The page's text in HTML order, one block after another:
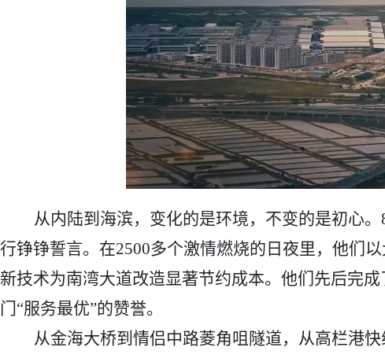
从内陆到海滨，变化的是环境，不变的是初心。
行铮铮誓言。在2500多个激情燃烧的日夜里，他们
新技术为南湾大道改造显著节约成本。他们先后完
门“服务最优”的赞誉。
从金海大桥到情侣中路菱角咀隧道，从高栏港